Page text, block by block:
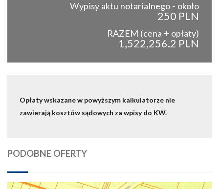
Wypisy aktu notarialnego - około
250 PLN
RAZEM (cena + opłaty)
1,522,256.2 PLN
Opłaty wskazane w powyższym kalkulatorze nie
zawierają kosztów sądowych za wpisy do KW.
PODOBNE OFERTY